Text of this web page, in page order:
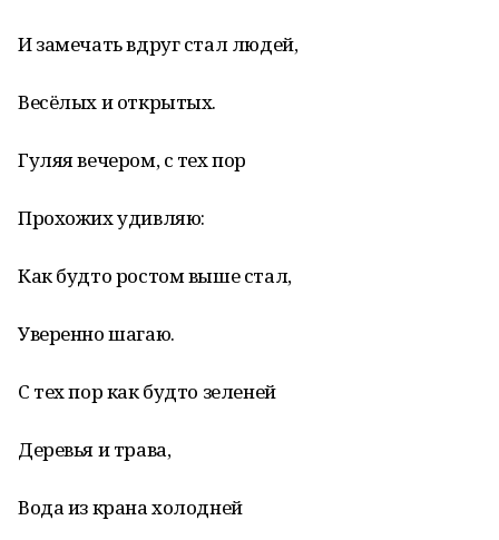
И замечать вдруг стал людей,
Весёлых и открытых.
Гуляя вечером, с тех пор
Прохожих удивляю:
Как будто ростом выше стал,
Уверенно шагаю.
С тех пор как будто зеленей
Деревья и трава,
Вода из крана холодней